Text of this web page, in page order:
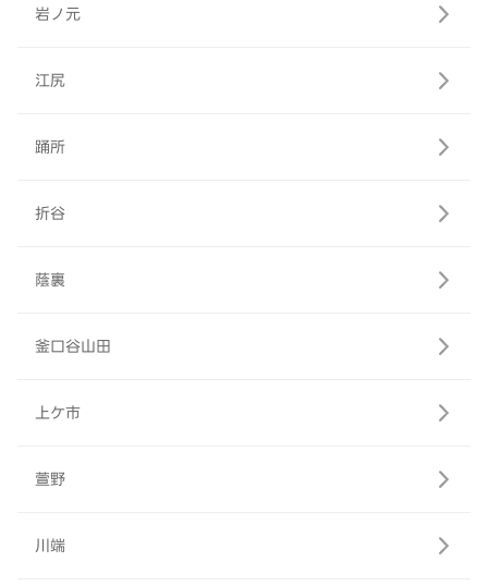
岩ノ元
江尻
踊所
折谷
蔭裏
釜口谷山田
上ケ市
萱野
川端